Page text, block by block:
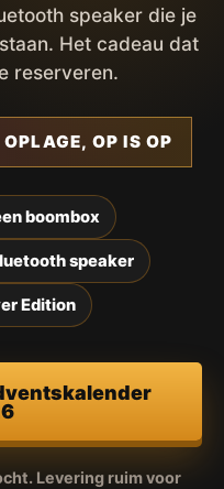
speaker die je
Het cadeau dat
reserveren.
OP IS OP
boombox
speaker
Edition
Levering ruim voor